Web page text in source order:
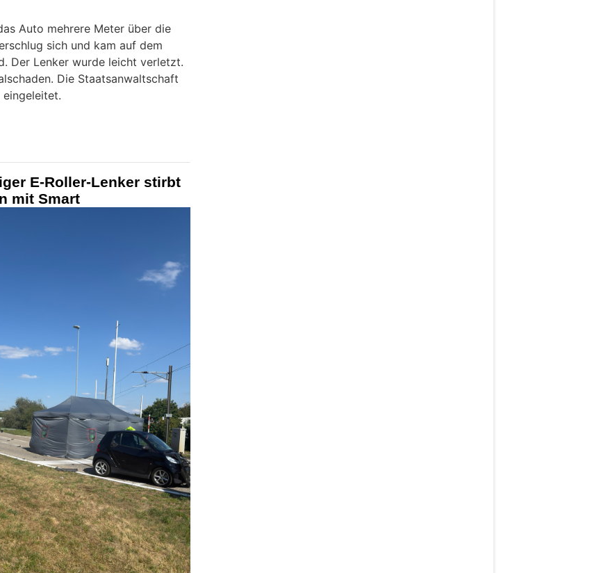
Auto mehrere Meter über die
sich und kam auf dem
Der Lenker wurde leicht verletzt.
Die Staatsanwaltschaft
eingeleitet.
E-Roller-Lenker stirbt
mit Smart